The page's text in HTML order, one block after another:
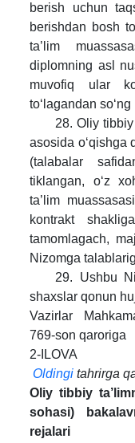
berish uchun
berishdan bosh
ta’lim
diplomning asl
muvofiq ular
to‘lagandan
28. Oliy tibbiy
asosida o‘qishga
(talabalar
tiklangan, o‘z
ta’lim
kontrakt
tamomlagach,
Nizomga
29. Ushbu
shaxslar qonun
Vazirlar
769-son qaroriga
2-ILOVA
Oldingi tahrirga
Oliy tibbiy
sohasi)
rejalari